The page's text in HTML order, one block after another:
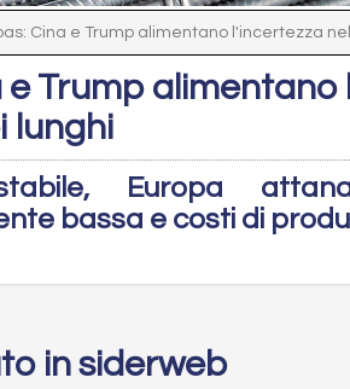
Cina e Trump alimentano l'incertezza nel
e Trump alimentano
lunghi
Europa
bassa e costi di
in siderweb